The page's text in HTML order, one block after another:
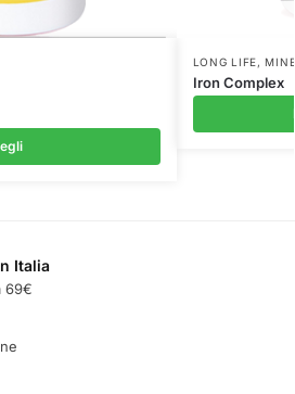
LONG LIFE,
Iron Complex
Italia
69€